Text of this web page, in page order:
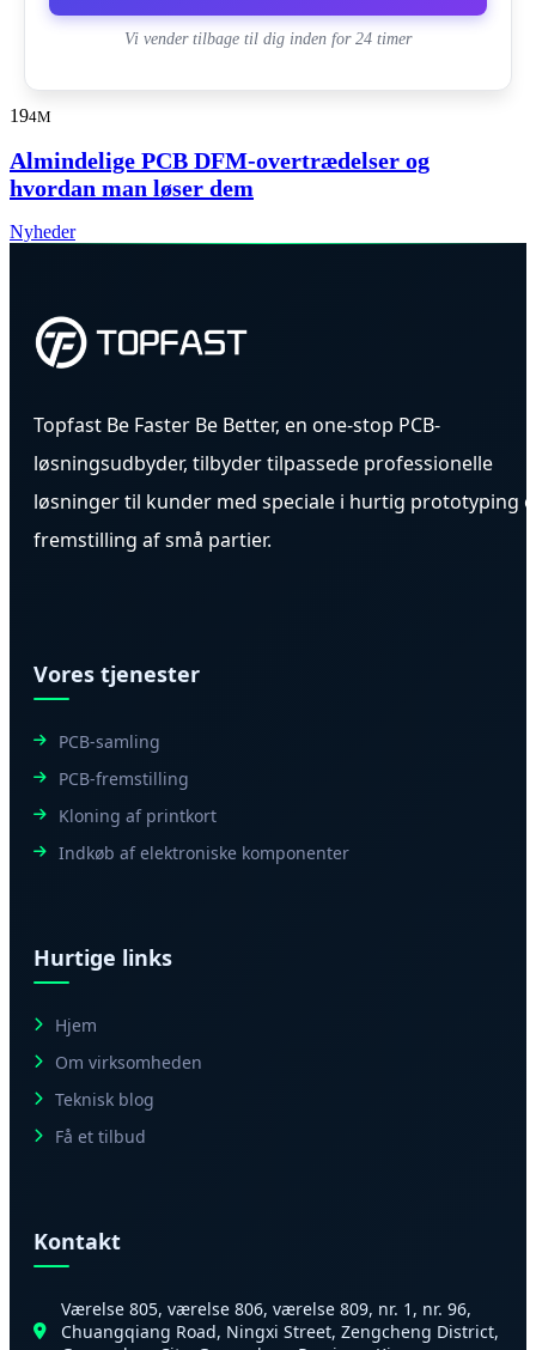
Vi vender tilbage til dig inden for 24 timer
194M
Almindelige PCB DFM-overtrædelser og
hvordan man løser dem
Nyheder
Topfast Be Faster Be Better, en one-stop PCB-
løsningsudbyder, tilbyder tilpassede professionelle
løsninger til kunder med speciale i hurtig prototyping
fremstilling af små partier.
Vores tjenester
PCB-samling
PCB-fremstilling
Kloning af printkort
Indkøb af elektroniske komponenter
Hurtige links
Hjem
Om virksomheden
Teknisk blog
Få et tilbud
Kontakt
Værelse 805, værelse 806, værelse 809, nr. 1, nr. 96,
Chuangqiang Road, Ningxi Street, Zengcheng District,